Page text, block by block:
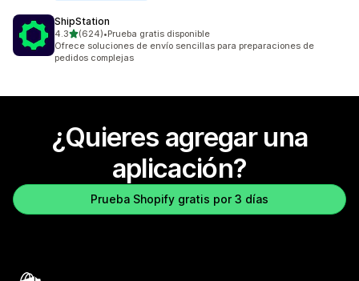
ShipStation
4.3de 5 estrellas
(624)
624 reseñas en total
•Prueba gratis disponible
Ofrece soluciones de envío sencillas para preparaciones de
pedidos complejas
¿Quieres agregar una
aplicación?
Prueba Shopify gratis por 3 días